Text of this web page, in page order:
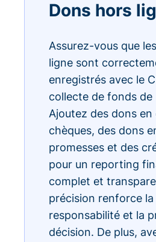
Dons hors
Assurez-vous que
ligne sont
enregistrés avec le
collecte de fonds de
Ajoutez des dons en
chèques, des dons
promesses et des
pour un reporting
complet et
précision renforce la
responsabilité et la
décision. De plus,